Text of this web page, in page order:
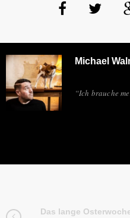
Michael
“Ich brauche
Das lange